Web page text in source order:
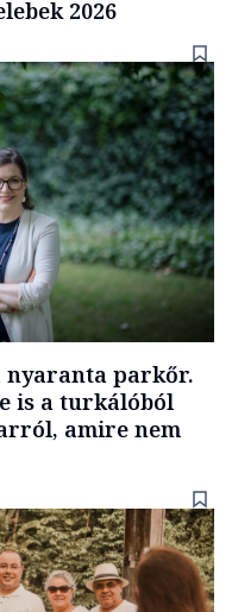
2026
nyaranta parkőr.
is a turkálóból
amire nem